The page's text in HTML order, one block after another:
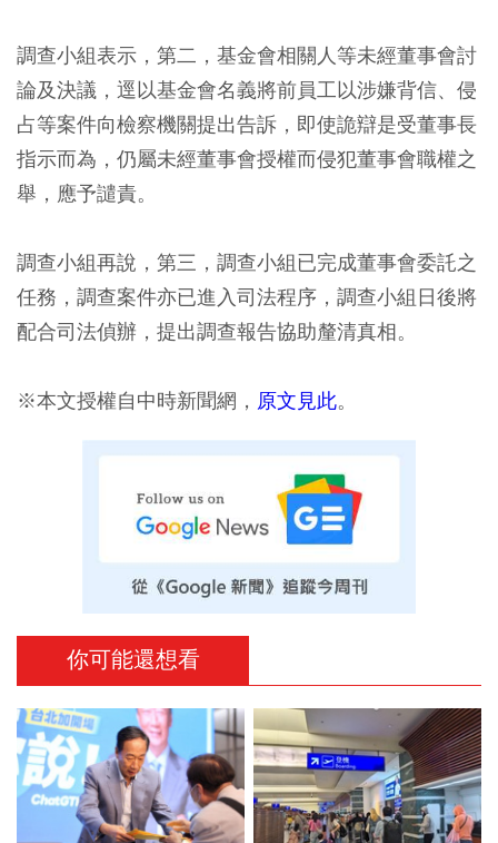
調查小組表示，第二，基金會相關人等未經董事會討
論及決議，逕以基金會名義將前員工以涉嫌背信、侵
占等案件向檢察機關提出告訴，即使詭辯是受董事長
指示而為，仍屬未經董事會授權而侵犯董事會職權之
舉，應予譴責。
調查小組再說，第三，調查小組已完成董事會委託之
任務，調查案件亦已進入司法程序，調查小組日後將
配合司法偵辦，提出調查報告協助釐清真相。
※本文授權自中時新聞網， 原文見此。
你可能還想看